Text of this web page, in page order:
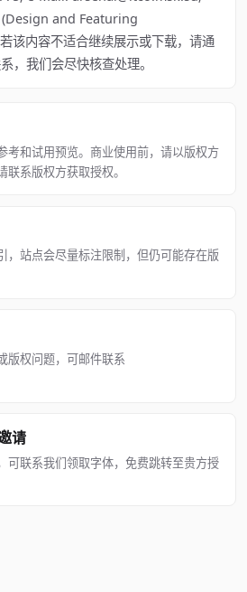
and Featuring
该内容不适合继续展示或下载，请通
，我们会尽快核查处理。
考和试用预览。商业使用前，请以版权方
系版权方获取授权。
，站点会尽量标注限制，但仍可能存在版
版权问题，可邮件联系
请
可联系我们领取字体，免费跳转至贵方授